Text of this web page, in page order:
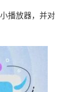
播放器，并对